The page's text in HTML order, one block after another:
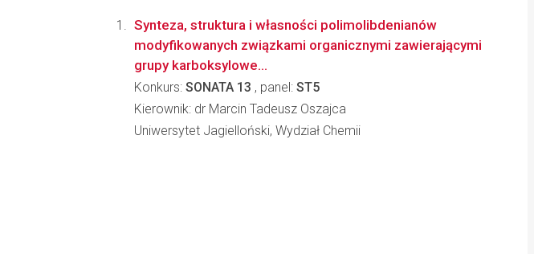
Synteza, struktura i własności polimolibdenianów
modyfikowanych związkami organicznymi zawierającymi
grupy karboksylowe...
Konkurs: SONATA 13 , panel: ST5
Kierownik: dr Marcin Tadeusz Oszajca
Uniwersytet Jagielloński, Wydział Chemii